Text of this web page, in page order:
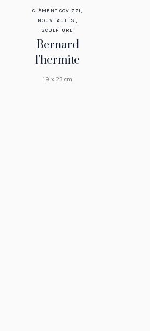
CLÉMENT COVIZZI ,
NOUVEAUTÉS ,
SCULPTURE
Bernard
l’hermite
19 x 23 cm